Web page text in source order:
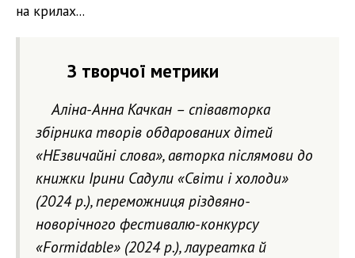
на крилах...
З творчої метрики
Аліна-Анна Качкан – співавторка
збірника творів обдарованих дітей
«НЕзвичайні слова», авторка післямови до
книжки Ірини Садули «Світи і холоди»
(2024 р.), переможниця різдвяно-
новорічного фестивалю-конкурсу
«Formidable» (2024 р.), лауреатка й